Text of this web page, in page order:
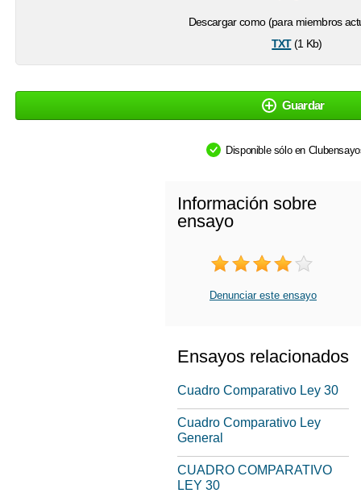
Descargar como (para miembros
txt(1 Kb)
Guardar
Disponible sólo en
Información sobre
ensayo
Denunciar este ensayo
Ensayos relacionados
Cuadro Comparativo Ley 30
Cuadro Comparativo Ley
General
CUADRO COMPARATIVO
LEY 30